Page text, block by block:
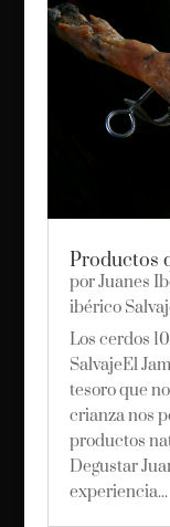
Productos
porJuanes
ibérico
Los cerdos
SalvajeEl
tesoro que
crianza nos
productos
Degustar
experiencia...